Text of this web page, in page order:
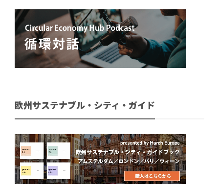
欧州サステナブル・シティ・ガイド